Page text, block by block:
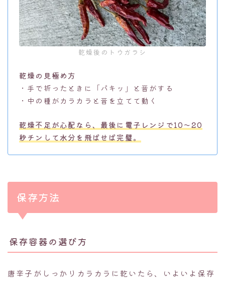
乾燥後のトウガラシ
乾燥の見極め方
・手で折ったときに「パキッ」と音がする
・中の種がカラカラと音を立てて動く
乾燥不足が心配なら、最後に電子レンジで10〜20
秒チンして水分を飛ばせば完璧。
保存方法
保存容器の選び方
唐辛子がしっかりカラカラに乾いたら、いよいよ保存